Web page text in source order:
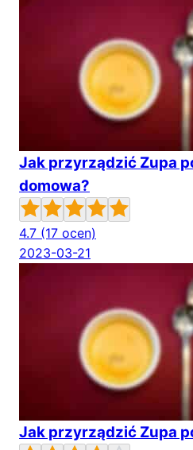
Jak przyrządzić Zupa
domowa?
4.7 (17 ocen)
2023-03-21
Jak przyrządzić Zupa